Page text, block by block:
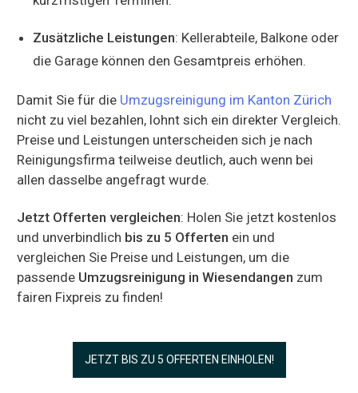
Zusätzliche Leistungen: Kellerabteile, Balkone oder
die Garage können den Gesamtpreis erhöhen.
Damit Sie für die Umzugsreinigung im Kanton Zürich
nicht zu viel bezahlen, lohnt sich ein direkter Vergleich.
Preise und Leistungen unterscheiden sich je nach
Reinigungsfirma teilweise deutlich, auch wenn bei
allen dasselbe angefragt wurde.
Jetzt Offerten vergleichen: Holen Sie jetzt kostenlos
und unverbindlich bis zu 5 Offerten ein und
vergleichen Sie Preise und Leistungen, um die
passende Umzugsreinigung in Wiesendangen zum
fairen Fixpreis zu finden!
JETZT BIS ZU 5 OFFERTEN EINHOLEN!